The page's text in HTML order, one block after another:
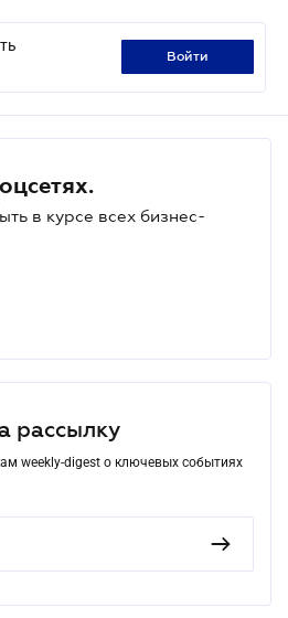
войти
в курсе всех бизнес-
рассылку
weekly-digest о ключевых событиях